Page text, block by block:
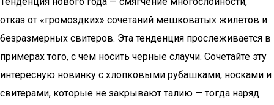
отказ от «громоздких» сочетаний мешковатых жилетов и
безразмерных свитеров. Эта тенденция прослеживается в
примерах того, с чем носить черные слаучи. Сочетайте эту
интересную новинку с хлопковыми рубашками, носками и
свитерами, которые не закрывают талию — тогда наряд